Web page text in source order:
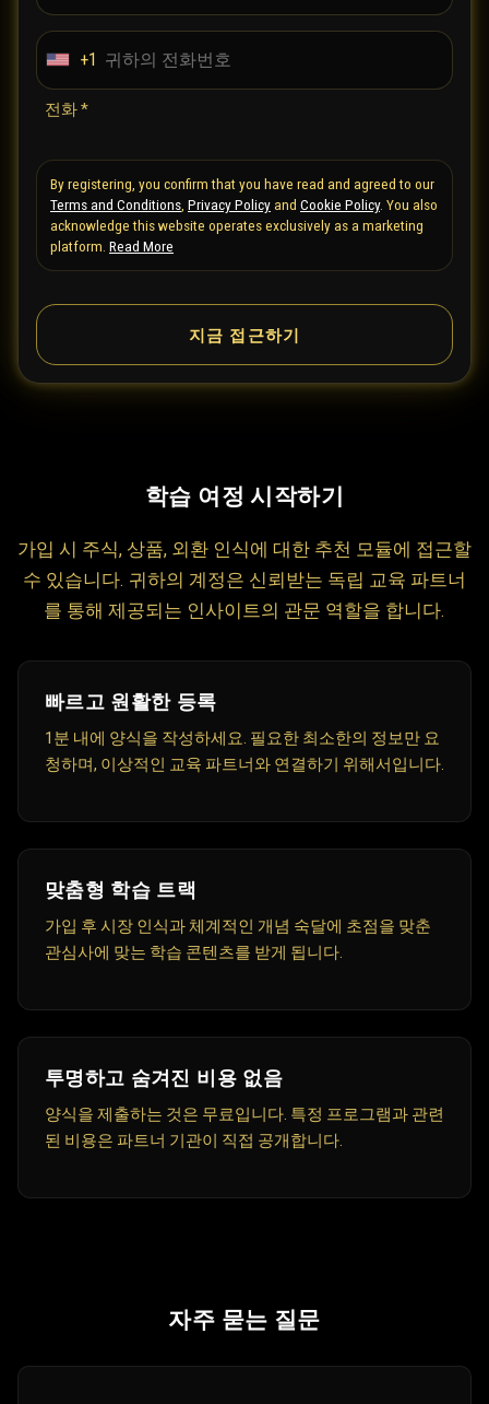
U
n
t
e
d
S
t
a
e
s
+1
전화 *
By registering, you confirm that you have read and agreed to our
Terms and Conditions Privacy Policyand Cookie Policy. You also
acknowledge this website operates exclusively as a marketing
platform. Read More
지금 접근하기
학습 여정 시작하기
가입 시 주식, 상품, 외환 인식에 대한 추천 모듈에 접근할
수 있습니다. 귀하의 계정은 신뢰받는 독립 교육 파트너
를 통해 제공되는 인사이트의 관문 역할을 합니다.
빠르고 원활한 등록
1분 내에 양식을 작성하세요. 필요한 최소한의 정보만 요
청하며, 이상적인 교육 파트너와 연결하기 위해서입니다.
맞춤형 학습 트랙
가입 후 시장 인식과 체계적인 개념 숙달에 초점을 맞춘
관심사에 맞는 학습 콘텐츠를 받게 됩니다.
투명하고 숨겨진 비용 없음
양식을 제출하는 것은 무료입니다. 특정 프로그램과 관련
된 비용은 파트너 기관이 직접 공개합니다.
자주 묻는 질문